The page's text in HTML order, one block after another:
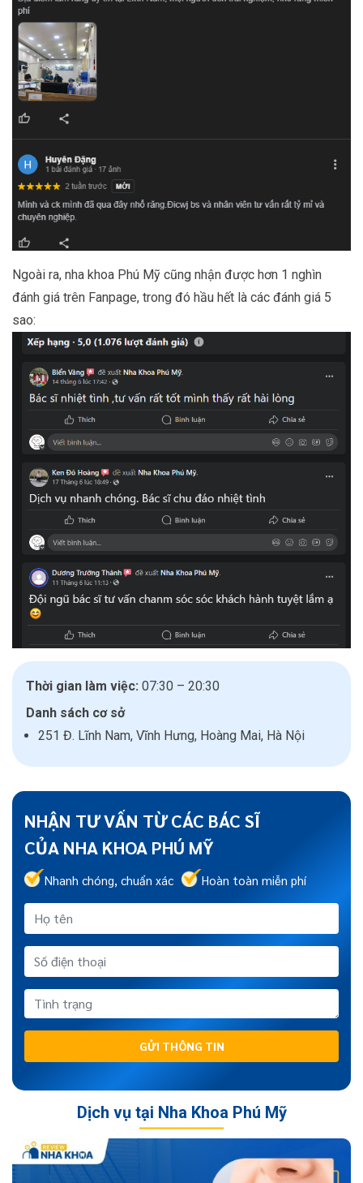
Ngoài ra, nha khoa Phú Mỹ cũng nhận được hơn 1 nghìn
đánh giá trên Fanpage, trong đó hầu hết là các đánh giá 5
sao:
Thời gian làm việc: 07:30 – 20:30
Danh sách cơ sở
251 Đ. Lĩnh Nam, Vĩnh Hưng, Hoàng Mai, Hà Nội
NHẬN TƯ VẤN TỪ CÁC BÁC SĨ
CỦA NHA KHOA PHÚ MỸ
Nhanh chóng, chuẩn xác Hoàn toàn miễn phí
GỬI THÔNG TIN
Dịch vụ tại Nha Khoa Phú Mỹ